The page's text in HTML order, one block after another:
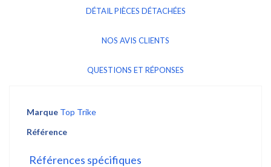
DÉTAIL PIÈCES DÉTACHÉES
NOS AVIS CLIENTS
QUESTIONS ET RÉPONSES
Marque Top Trike
Référence
Références spécifiques